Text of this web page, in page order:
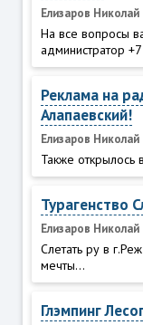
Елизаров Николай
На все вопросы
администратор
Реклама на
Алапаевский!
Елизаров Николай
Также
Турагенство
Елизаров Николай
Слетать ру в
мечты...
Глэмпинг